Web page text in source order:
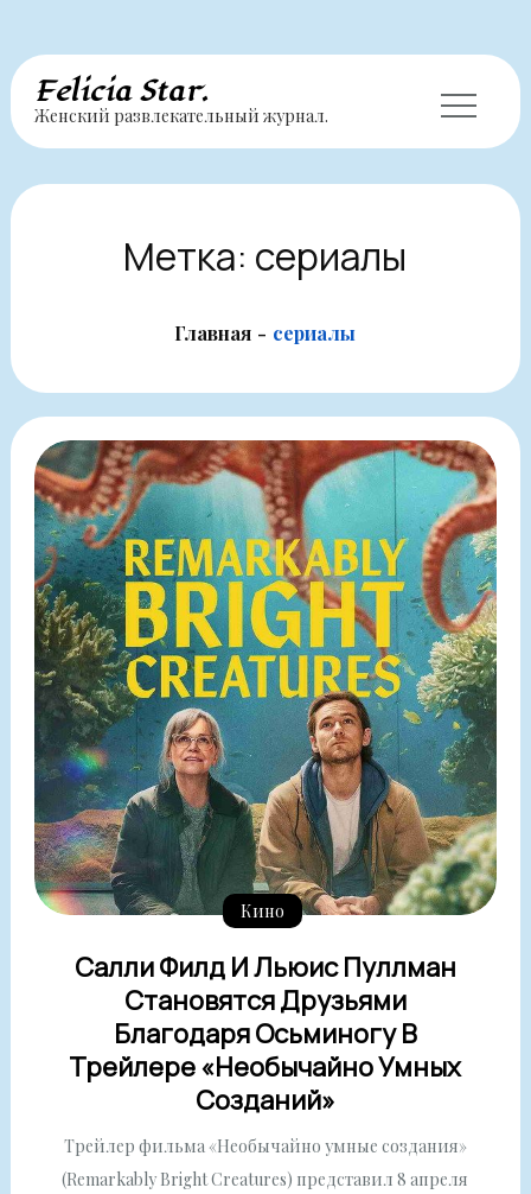
Перейти
содержимому
Felicia Star.
Женский развлекательный журнал.
Метка: сериалы
Главная сериалы
Кино
Салли Филд И Льюис Пуллман
Становятся Друзьями
Благодаря Осьминогу В
Трейлере «Необычайно Умных
Созданий»
Трейлер фильма «Необычайно умные создания»
(Remarkably Bright Creatures) представил 8 апреля